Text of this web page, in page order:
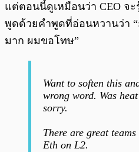
แต่ตอนนี้ดูเหมือนว่า CEO จ
พูดด้วยคำพูดที่อ่อนหวานว่า “
มาก ผมขอโทษ”
Want to soften this
wrong word. Was
sorry.
There are great
Eth on L2.